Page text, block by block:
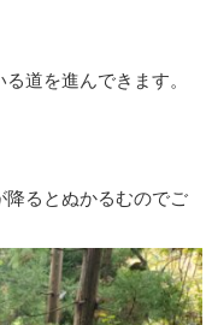
道を進んできます。
降るとぬかるむのでご